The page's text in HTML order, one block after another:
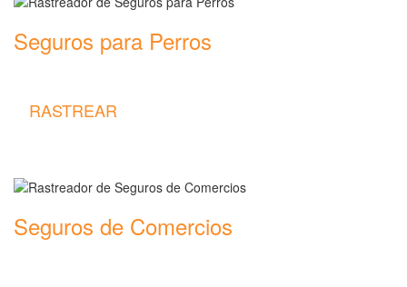
Seguros para Perros
RASTREAR
Seguros de Comercios